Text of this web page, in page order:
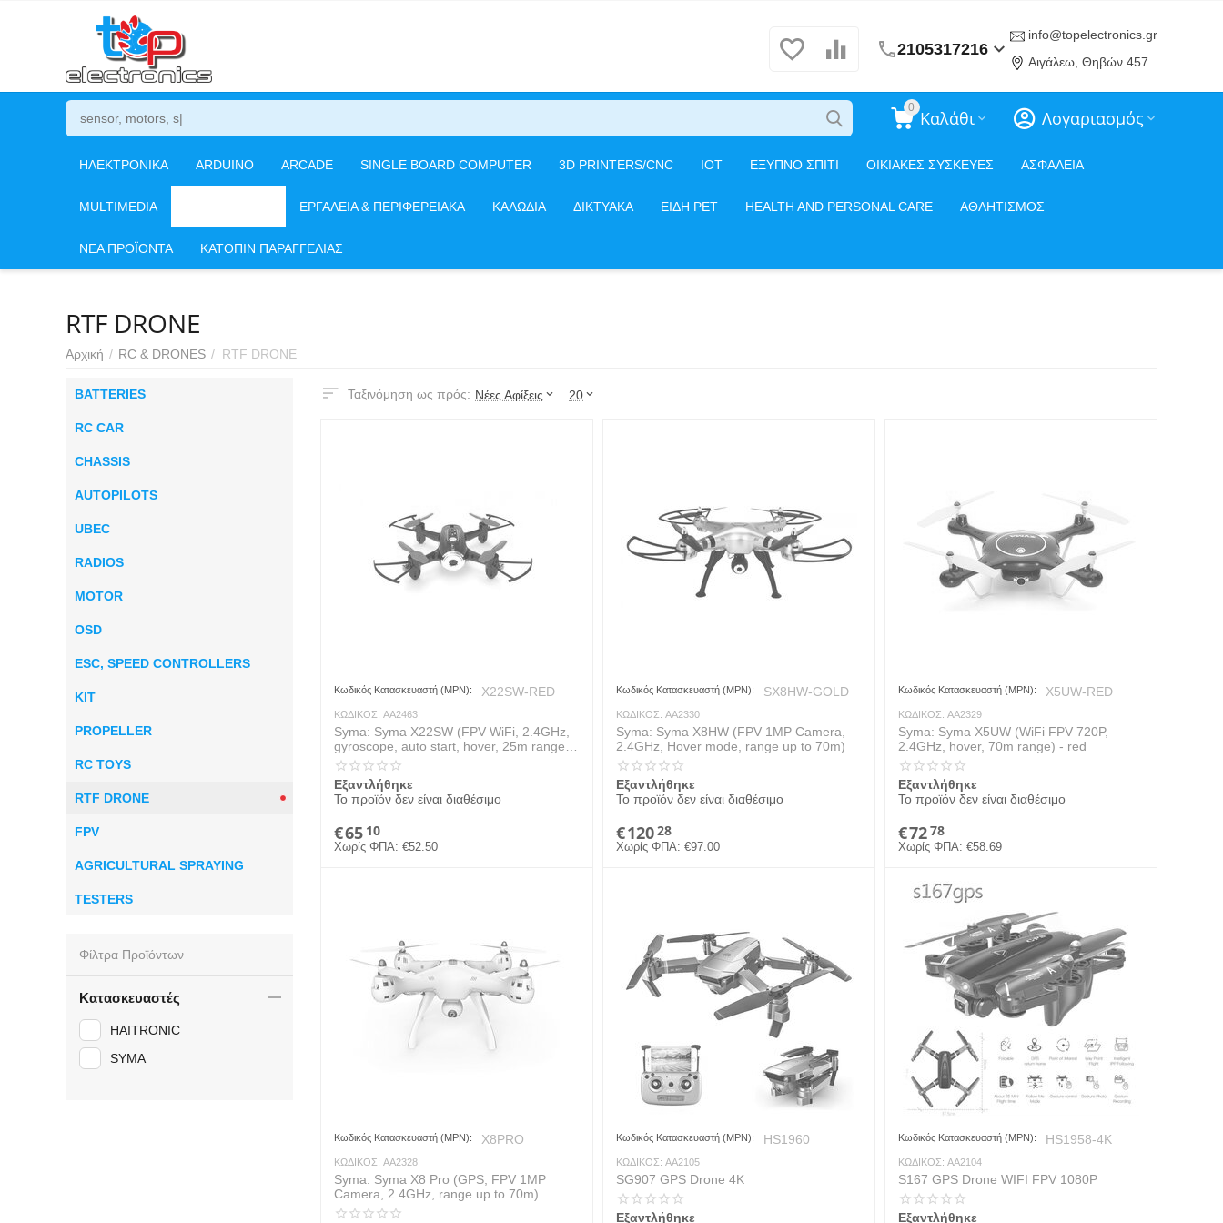
2105317216
info@topelectronics.gr
Αιγάλεω, Θηβών 457
Λογαριασμός
0 Καλάθι
ΗΛΕΚΤΡΟΝΙΚΑ ARDUINO ARCADE SINGLE BOARD COMPUTER 3D PRINTERS/CNC IOT ΕΞΥΠΝΟ ΣΠΙΤΙ ΟΙΚΙΑΚΕΣ ΣΥΣΚΕΥΕΣ ΑΣΦΑΛΕΙΑ
MULTIMEDIA ΕΡΓΑΛΕΙΑ & ΠΕΡΙΦΕΡΕΙΑΚΑ ΚΑΛΩΔΙΑ ΔΙΚΤΥΑΚΑ ΕΙΔΗ PET HEALTH AND PERSONAL CARE ΑΘΛΗΤΙΣΜΟΣ
ΝΕΑ ΠΡΟΪΟΝΤΑ ΚΑΤΟΠΙΝ ΠΑΡΑΓΓΕΛΙΑΣ
RTF DRONE
Αρχική / RC & DRONES / RTF DRONE
Ταξινόμηση ως πρός: Νέες Αφίξεις 20
Κωδικός Κατασκευαστή (MPN): X22SW-RED
ΚΩΔΙΚΟΣ: AA2463
Syma: Syma X22SW (FPV WiFi, 2.4GHz,
gyroscope, auto start, hover, 25m range,
17.6cm) - red
Εξαντλήθηκε
Το προϊόν δεν είναι διαθέσιμο
€65 10
Χωρίς ΦΠΑ: €52.50
Κωδικός Κατασκευαστή (MPN): SX8HW-GOLD
ΚΩΔΙΚΟΣ: AA2330
Syma: Syma X8HW (FPV 1MP Camera,
2.4GHz, Hover mode, range up to 70m)
Εξαντλήθηκε
Το προϊόν δεν είναι διαθέσιμο
€12028
Χωρίς ΦΠΑ: €97.00
Κωδικός Κατασκευαστή (MPN): X5UW-RED
ΚΩΔΙΚΟΣ: AA2329
Syma: Syma X5UW (WiFi FPV 720P,
2.4GHz, hover, 70m range) - red
Εξαντλήθηκε
Το προϊόν δεν είναι διαθέσιμο
€7278
Χωρίς ΦΠΑ: €58.69
Κωδικός Κατασκευαστή (MPN): X8PRO
ΚΩΔΙΚΟΣ: AA2328
Syma: Syma X8 Pro (GPS, FPV 1MP
Camera, 2.4GHz, range up to 70m)
Κωδικός Κατασκευαστή (MPN): HS1960
ΚΩΔΙΚΟΣ: AA2105
SG907 GPS Drone 4K
Εξαντλήθηκε
Κωδικός Κατασκευαστή (MPN): HS1958-4K
ΚΩΔΙΚΟΣ: AA2104
S167 GPS Drone WIFI FPV 1080P
Εξαντλήθηκε
BATTERIES
RC CAR
CHASSIS
AUTOPILOTS
UBEC
RADIOS
MOTOR
OSD
ESC, SPEED CONTROLLERS
KIT
PROPELLER
RC TOYS
RTF DRONE
FPV
AGRICULTURAL SPRAYING
TESTERS
Φίλτρα Προϊόντων
Κατασκευαστές
HAITRONIC
SYMA